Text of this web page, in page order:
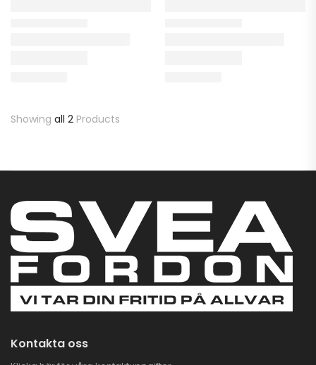
Showing all 2 Products
Kontakta oss